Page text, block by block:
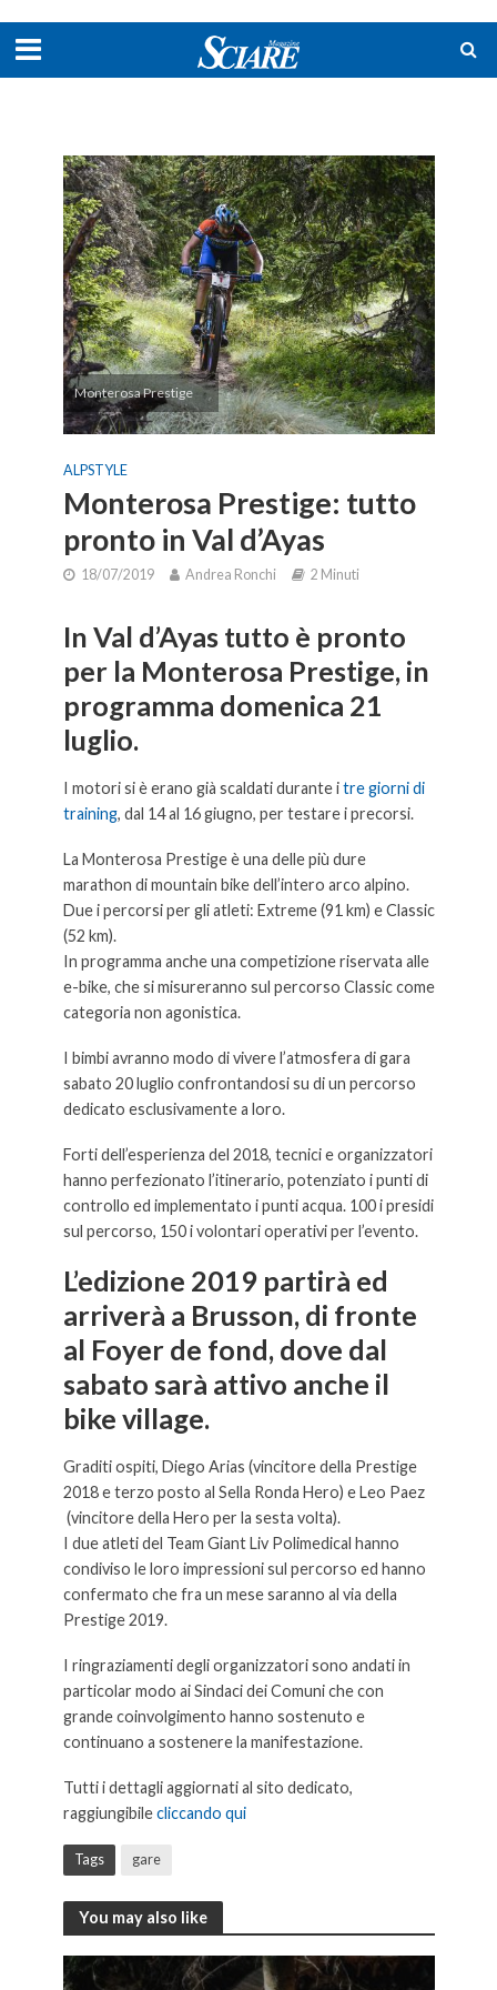
Monterosa Prestige
ALPSTYLE
Monterosa Prestige: tutto
pronto in Val d’Ayas
18/07/2019 Andrea Ronchi 2 Minuti
In Val d’Ayas tutto è pronto
per la Monterosa Prestige, in
programma domenica 21
luglio.
I motori si è erano già scaldati durante itre giorni di
training, dal 14 al 16 giugno, per testare i precorsi.
La Monterosa Prestige è una delle più dure
marathon di mountain bike dell’intero arco alpino.
Due i percorsi per gli atleti: Extreme (91 km) e Classic
(52 km).
In programma anche una competizione riservata alle
e-bike, che si misureranno sul percorso Classic come
categoria non agonistica.
I bimbi avranno modo di vivere l’atmosfera di gara
sabato 20 luglio confrontandosi su di un percorso
dedicato esclusivamente a loro.
Forti dell’esperienza del 2018, tecnici e organizzatori
hanno perfezionato l’itinerario, potenziato i punti di
controllo ed implementato i punti acqua. 100 i presidi
sul percorso, 150 i volontari operativi per l’evento.
L’edizione 2019 partirà ed
arriverà a Brusson, di fronte
al Foyer de fond, dove dal
sabato sarà attivo anche il
bike village.
Graditi ospiti, Diego Arias (vincitore della Prestige
2018 e terzo posto al Sella Ronda Hero) e Leo Paez
(vincitore della Hero per la sesta volta).
I due atleti del Team Giant Liv Polimedical hanno
condiviso le loro impressioni sul percorso ed hanno
confermato che fra un mese saranno al via della
Prestige 2019.
I ringraziamenti degli organizzatori sono andati in
particolar modo ai Sindaci dei Comuni che con
grande coinvolgimento hanno sostenuto e
continuano a sostenere la manifestazione.
Tutti i dettagli aggiornati al sito dedicato,
raggiungibilecliccando qui
Tags gare
You may also like